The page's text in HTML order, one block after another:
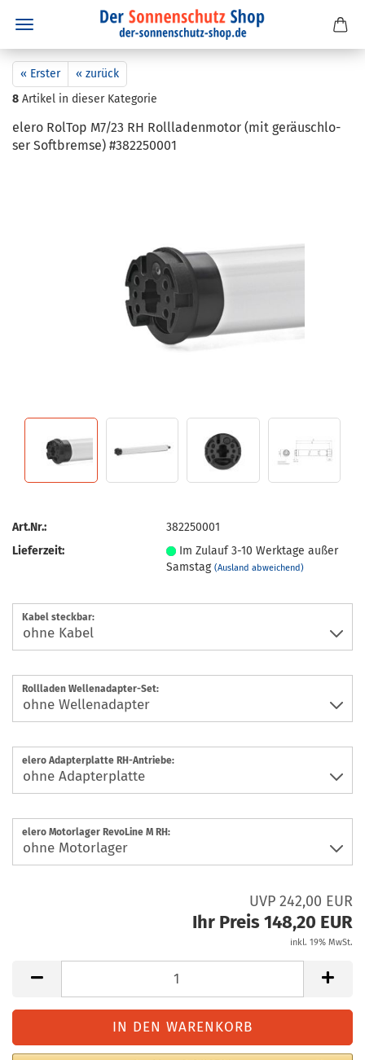
« Erster
« zurück
8 Artikel in dieser Kategorie
elero Rol­Top M7/23 RH Roll­la­den­mo­tor (mit ge­räusch­lo­
ser Soft­brem­se) #382250001
Art.Nr.:
382250001
Lieferzeit:
Im Zulauf 3-10 Werktage außer
Samstag(Ausland abweichend)
Kabel steckbar:
Rollladen Wellenadapter-Set:
elero Adapterplatte RH-Antriebe:
elero Motorlager RevoLine M RH:
UVP 242,00 EUR
Ihr Preis 148,20 EUR
inkl. 19% MwSt.